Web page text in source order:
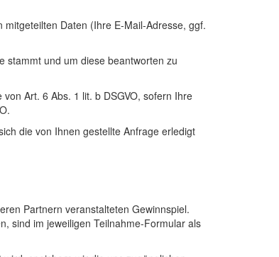
Daten (Ihre E-Mail-Adresse, ggf.
stammt und um diese beantworten zu
Art. 6 Abs. 1 lit. b DSGVO, sofern Ihre
die von Ihnen gestellte Anfrage erledigt
Partnern veranstalteten Gewinnspiel.
sind im jeweiligen Teilnahme-Formular als